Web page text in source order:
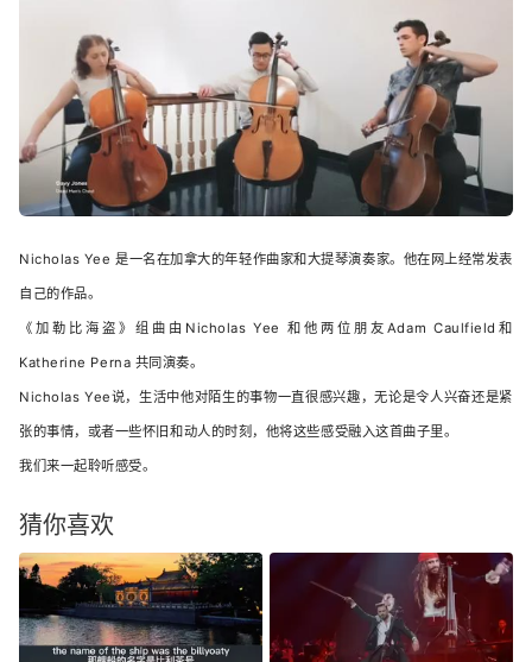
Nicholas Yee 是一名在加拿大的年轻作曲家和大提琴演奏家。他在网上经常发表
自己的作品。
《加勒比海盗》组曲由Nicholas Yee 和他两位朋友Adam Caulfield和
Katherine Perna 共同演奏。
Nicholas Yee说，生活中他对陌生的事物一直很感兴趣，无论是令人兴奋还是紧
张的事情，或者一些怀旧和动人的时刻，他将这些感受融入这首曲子里。
我们来一起聆听感受。
猜你喜欢